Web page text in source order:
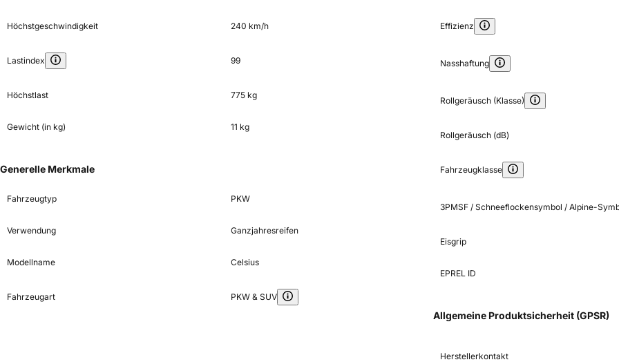
Höchstgeschwindigkeit 240 km/h
Lastindex 99
Höchstlast 775 kg
Gewicht (in kg) 11 kg
Generelle Merkmale
Fahrzeugtyp PKW
Verwendung Ganzjahresreifen
Modellname Celsius
Fahrzeugart PKW & SUV
Effizienz
Nasshaftung
Rollgeräusch (Klasse)
Rollgeräusch (dB)
Fahrzeugklasse
3PMSF / Schneeflockensymbol / Alpine-
Eisgrip
EPREL ID
Allgemeine Produktsicherheit (GPSR)
Herstellerkontakt